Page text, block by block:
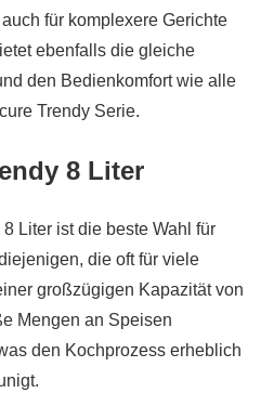
für komplexere Gerichte
ebenfalls die gleiche
den Bedienkomfort wie alle
Trendy Serie.
8 Liter
Liter ist die beste Wahl für
die oft für viele
großzügigen Kapazität von
Mengen an Speisen
den Kochprozess erheblich